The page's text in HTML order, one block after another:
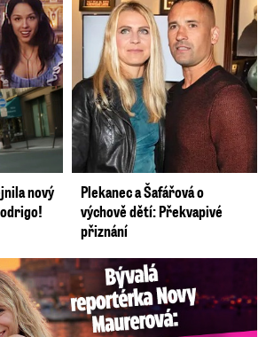
nový
Plekanec a Šafářová o
výchově dětí: Překvapivé
přiznání
Maurerová: Neustálý boj o lásku s ...